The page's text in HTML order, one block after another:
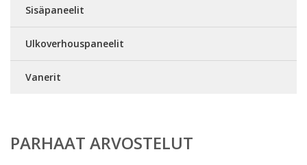
Sisäpaneelit
Ulkoverhouspaneelit
Vanerit
PARHAAT ARVOSTELUT